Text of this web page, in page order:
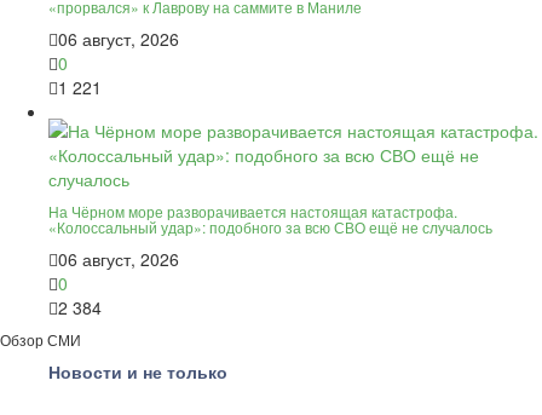
«прорвался» к Лаврову на саммите в Маниле
06 август, 2026
0
1 221
На Чёрном море разворачивается настоящая катастрофа.
«Колоссальный удар»: подобного за всю СВО ещё не случалось
06 август, 2026
0
2 384
Обзор СМИ
Новости и не только